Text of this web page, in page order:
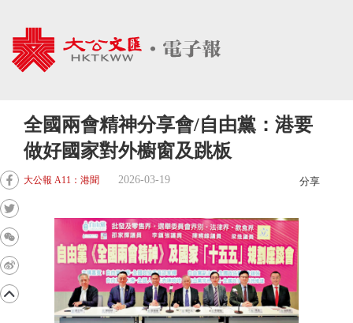
全國兩會精神分享會/自由黨：港要
做好國家對外櫥窗及跳板
大公報 A11：港聞 2026-03-19 分享